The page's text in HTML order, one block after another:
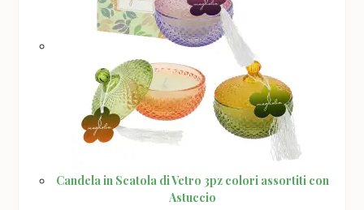
Candela in Scatola di Vetro 3pz colori assortiti con
Astuccio